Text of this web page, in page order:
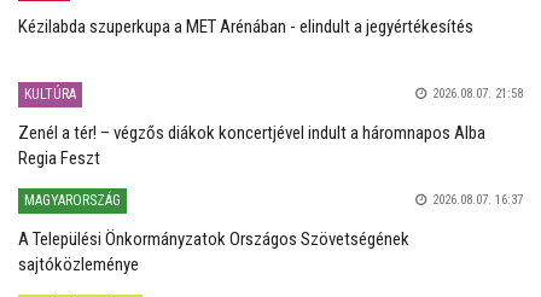
Kézilabda szuperkupa a MET Arénában - elindult a jegyértékesítés
KULTÚRA 2026.08.07. 21:58
Zenél a tér! – végzős diákok koncertjével indult a háromnapos Alba
Regia Feszt
MAGYARORSZÁG 2026.08.07. 16:37
A Települési Önkormányzatok Országos Szövetségének
sajtóközleménye